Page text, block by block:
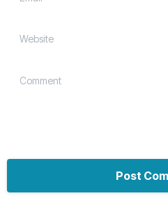
Website
Comment